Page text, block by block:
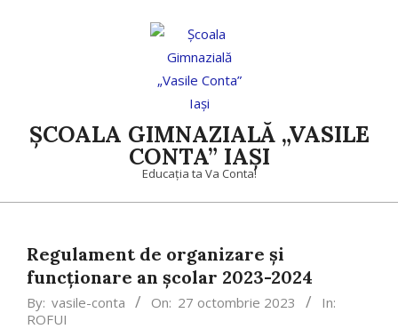
ȘCOALA GIMNAZIALĂ „VASILE
CONTA” IAȘI
Educația ta Va Conta!
MenuRegulament de organizare și
funcționare an școlar 2023-2024
By: vasile-conta On: 27 octombrie 2023
In:
ROFUI